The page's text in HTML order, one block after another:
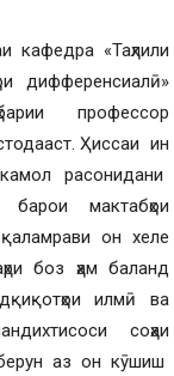
кафедра «Таҳлили
дифференсиалӣ»
профессор
Ҳиссаи ин
расонидани
барои мактабҳои
он хеле
боз ҳам баланд
илмӣ ва
соҳаи
аз он кӯшиш